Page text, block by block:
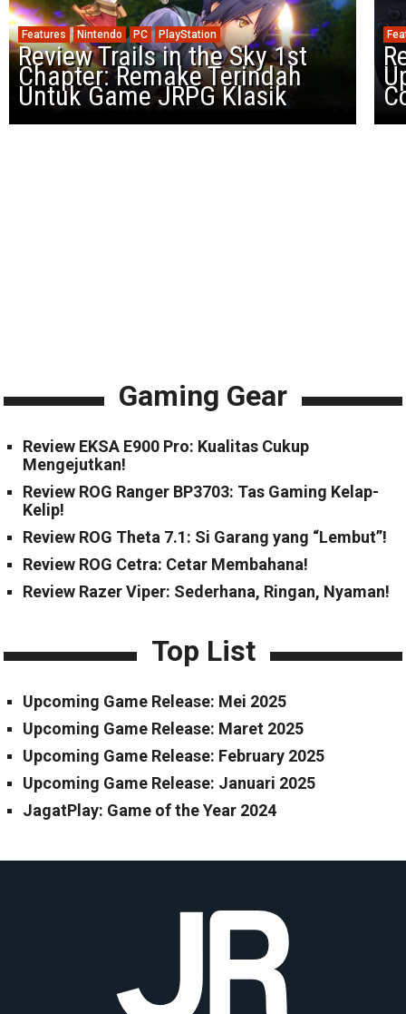
Features Nintendo PC PlayStation
Review Trails in the Sky 1st
Chapter: Remake Terindah
Untuk Game JRPG Klasik
Gaming Gear
Review EKSA E900 Pro: Kualitas Cukup
Mengejutkan!
Review ROG Ranger BP3703: Tas Gaming Kelap-
Kelip!
Review ROG Theta 7.1: Si Garang yang “Lembut”!
Review ROG Cetra: Cetar Membahana!
Review Razer Viper: Sederhana, Ringan, Nyaman!
Top List
Upcoming Game Release: Mei 2025
Upcoming Game Release: Maret 2025
Upcoming Game Release: February 2025
Upcoming Game Release: Januari 2025
JagatPlay: Game of the Year 2024